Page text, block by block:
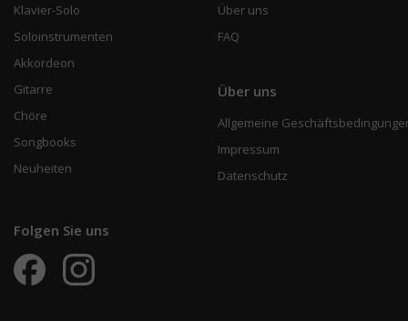
Klavier-Solo
Soloinstrumenten
Akkordeon
Gitarre
Chöre
Songbooks
Neuheiten
Über uns
FAQ
Über uns
Allgemeine
Impressum
Datenschutz
Folgen Sie uns